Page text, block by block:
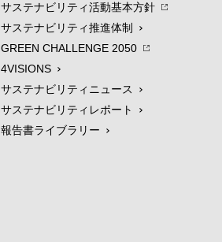
サステナビリティ活動基本方針
サステナビリティ推進体制
GREEN CHALLENGE 2050
4VISIONS
サステナビリティニュース
サステナビリティレポート
報告書ライブラリー